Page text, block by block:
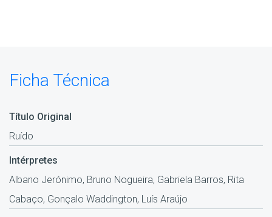
Ficha Técnica
Título Original
Ruído
Intérpretes
Albano Jerónimo, Bruno Nogueira, Gabriela Barros, Rita
Cabaço, Gonçalo Waddington, Luís Araújo